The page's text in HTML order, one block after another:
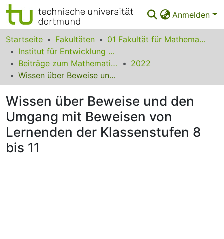
Anmelden
Bereiche & Sammlungen
Das gesamte Repositorium
Statistiken
FAQ
Leitlinien
Zurück zur Startseite
Startseite Fakultäten
01 Fakultät für Mathematik
Institut für Entwicklung und Erforschung des Mathematikunterrichts
Beiträge zum Mathematikunterricht
2022
Wissen über Beweise und den Umgang mit Beweisen von Lernenden der Klassenstufen 8 bis 11
Wissen über Beweise und den
Umgang mit Beweisen von
Lernenden der Klassenstufen 8
bis 11